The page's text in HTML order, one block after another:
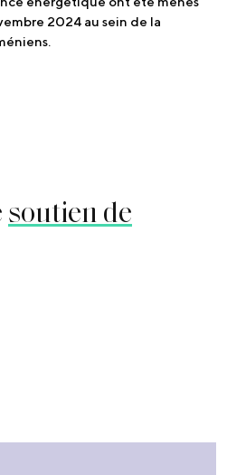
2024 au sein de la
soutien de